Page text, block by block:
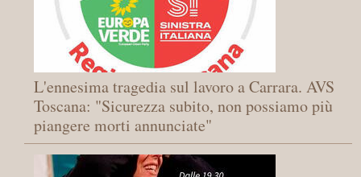
L'ennesima tragedia sul lavoro a Carrara. AVS
Toscana: "Sicurezza subito, non possiamo più
piangere morti annunciate"